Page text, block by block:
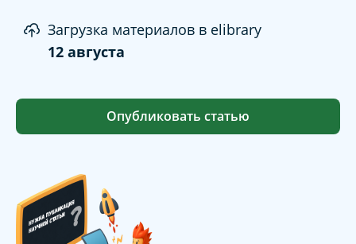
Загрузка материалов в elibrary
12 августа
Опубликовать статью